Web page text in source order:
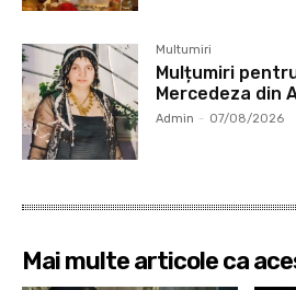
Multumiri
Mulțumiri
Mercedeza din
Admin - 07/08/2026
Mai multe articole ca